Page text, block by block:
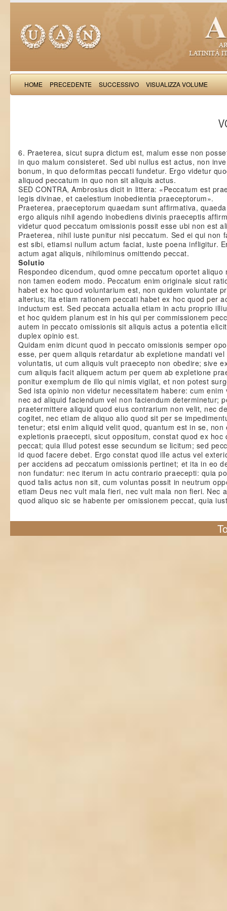
HOME PRECEDENTE SUCCESSIVO VISUALIZZA VOLUME
6. Praeterea, sicut supra dictum est, malum esse non
in quo malum consisteret. Sed ubi nullus est actus, non
bonum, in quo deformitas peccati fundetur. Ergo videtur
aliquod peccatum in quo non sit aliquis actus.
SED CONTRA, Ambrosius dicit in littera: «Peccatum est
legis divinae, et caelestium inobedientia praeceptorum».
Praeterea, praeceptorum quaedam sunt affirmativa,
ergo aliquis nihil agendo inobediens divinis praeceptis
videtur quod peccatum omissionis possit esse ubi non est
Praeterea, nihil iuste punitur nisi peccatum. Sed ei qui non
est sibi, etiamsi nullum actum faciat, iuste poena infligitur.
actum agat aliquis, nihilominus omittendo peccat.
Solutio
Respondeo dicendum, quod omne peccatum oportet
non tamen eodem modo. Peccatum enim originale sicut
habet ex hoc quod voluntarium est, non quidem voluntate
alterius; ita etiam rationem peccati habet ex hoc quod per
inductum est. Sed peccata actualia etiam in actu proprio
et hoc quidem planum est in his qui per commissionem
autem in peccato omissionis sit aliquis actus a potentia
duplex opinio est.
Quidam enim dicunt quod in peccato omissionis semper
esse, per quem aliquis retardatur ab expletione mandati
voluntatis, ut cum aliquis vult praecepto non obedire; sive
cum aliquis facit aliquem actum per quem ab expletione
ponitur exemplum de illo qui nimis vigilat, et non potest
Sed ista opinio non videtur necessitatem habere: cum
nec ad aliquid faciendum vel non faciendum determinetur;
praetermittere aliquid quod eius contrarium non velit, nec
cogitet, nec etiam de aliquo alio quod sit per se
tenetur; etsi enim aliquid velit quod, quantum est in se, non
expletionis praecepti, sicut oppositum, constat quod ex hoc
peccat; quia illud potest esse secundum se licitum; sed
id quod facere debet. Ergo constat quod ille actus vel
per accidens ad peccatum omissionis pertinet; et ita in eo
non fundatur: nec iterum in actu contrario praecepti: quia
quod talis actus non sit, cum voluntas possit in neutrum
etiam Deus nec vult mala fieri, nec vult mala non fieri. Nec
quod aliquo sic se habente per omissionem peccat, quia